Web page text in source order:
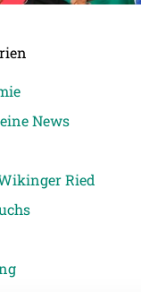
News
Ried